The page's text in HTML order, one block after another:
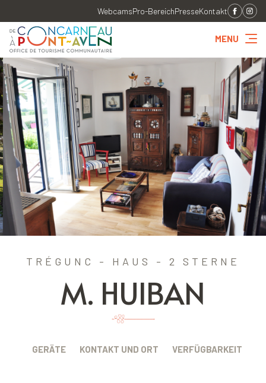
WebcamsPro-BereichPresseKontakt
MENU
TRÉGUNC - HAUS - 2 STERNE
M. HUIBAN
GERÄTE KONTAKT UND ORT VERFÜGBARKEIT